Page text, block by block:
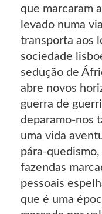
que marcaram
levado numa
transporta aos
sociedade
sedução de
abre novos
guerra de
deparamo-nos
uma vida
pára-
fazendas
pessoais
que é uma